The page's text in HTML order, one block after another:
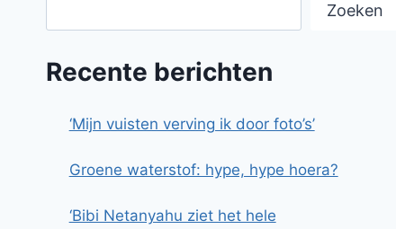
Zoeken
Recente berichten
‘Mijn vuisten verving ik door foto’s’
Groene waterstof: hype, hype hoera?
‘Bibi Netanyahu ziet het hele